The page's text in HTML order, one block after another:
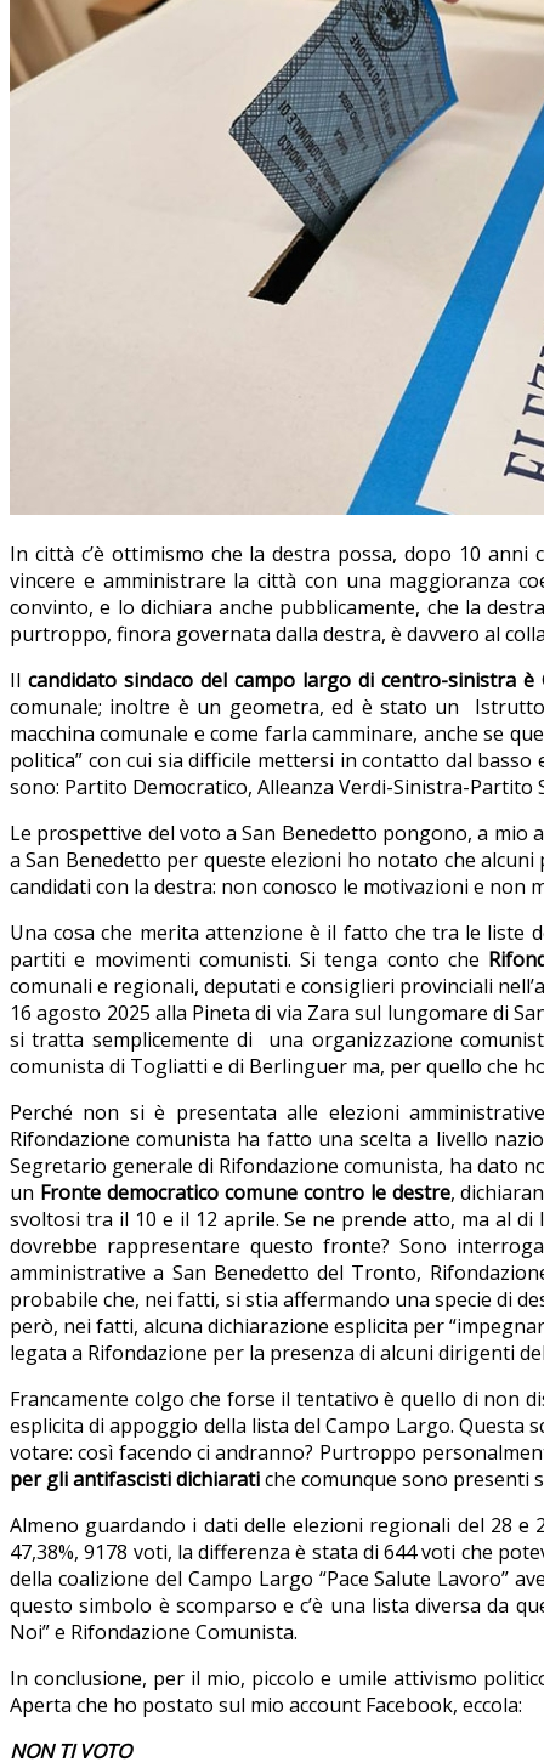
In città c’è ottimismo che la destra possa, dopo 10
vincere e amministrare la città con una maggioranza
convinto, e lo dichiara anche pubblicamente, che la
purtroppo, finora governata dalla destra, è davvero al
Il candidato sindaco del campo largo di centro-sinistra è
comunale; inoltre è un geometra, ed è stato un
macchina comunale e come farla camminare, anche se
politica” con cui sia difficile mettersi in contatto dal
sono: Partito Democratico, Alleanza Verdi-Sinistra-Partito
Le prospettive del voto a San Benedetto pongono, a mio
a San Benedetto per queste elezioni ho notato che
candidati con la destra: non conosco le motivazioni e
Una cosa che merita attenzione è il fatto che tra le liste
partiti e movimenti comunisti. Si tenga conto che
comunali e regionali, deputati e consiglieri provinciali
16 agosto 2025 alla Pineta di via Zara sul lungomare di
si tratta semplicemente di una organizzazione
comunista di Togliatti e di Berlinguer ma, per quello che
Perché non si è presentata alle elezioni
Rifondazione comunista ha fatto una scelta a livello
Segretario generale di Rifondazione comunista, ha dato
un Fronte democratico comune contro le destre,
svoltosi tra il 10 e il 12 aprile. Se ne prende atto, ma al
dovrebbe rappresentare questo fronte? Sono
amministrative a San Benedetto del Tronto,
probabile che, nei fatti, si stia affermando una specie di
però, nei fatti, alcuna dichiarazione esplicita per
legata a Rifondazione per la presenza di alcuni dirigenti
Francamente colgo che forse il tentativo è quello di non
esplicita di appoggio della lista del Campo Largo.
votare: così facendo ci andranno? Purtroppo
per gli antifascisti dichiaratiche comunque sono presenti
Almeno guardando i dati delle elezioni regionali del 28 e
47,38%, 9178 voti, la differenza è stata di 644 voti che
della coalizione del Campo Largo “Pace Salute Lavoro”
questo simbolo è scomparso e c’è una lista diversa da
Noi” e Rifondazione Comunista.
In conclusione, per il mio, piccolo e umile attivismo
Aperta che ho postato sul mio account Facebook, eccola:
NON TI VOTO